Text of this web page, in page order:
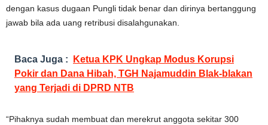
dengan kasus dugaan Pungli tidak benar dan dirinya bertanggung
jawab bila ada uang retribusi disalahgunakan.
Baca Juga :
Ketua KPK Ungkap Modus Korupsi
Pokir dan Dana Hibah, TGH Najamuddin Blak-blakan
yang Terjadi di DPRD NTB
“Pihaknya sudah membuat dan merekrut anggota sekitar 300